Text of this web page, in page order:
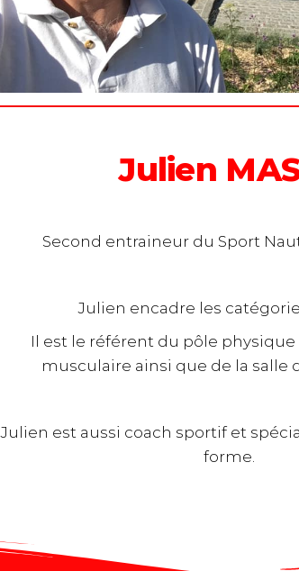
Julien
Second entraineur du Sport
Julien encadre les
Il est le référent du pôle
musculaire ainsi que de la salle
Julien est aussi coach sportif et
forme.